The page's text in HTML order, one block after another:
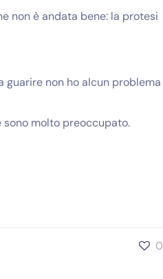
non è andata bene: la protesi
non ho alcun problema
molto preoccupato.
0